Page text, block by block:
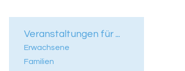
Veranstaltungen für ...
Erwachsene
Familien